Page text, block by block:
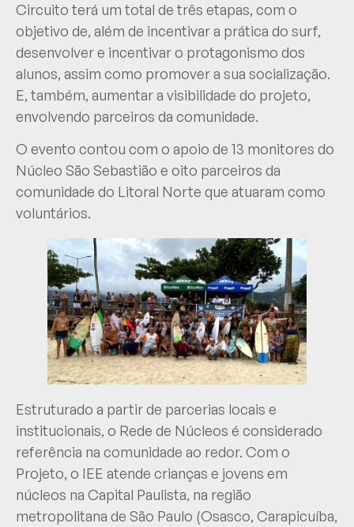
Circuito terá um total de três etapas, com o
objetivo de, além de incentivar a prática do surf,
desenvolver e incentivar o protagonismo dos
alunos, assim como promover a sua socialização.
E, também, aumentar a visibilidade do projeto,
envolvendo parceiros da comunidade.
O evento contou com o apoio de 13 monitores do
Núcleo São Sebastião e oito parceiros da
comunidade do Litoral Norte que atuaram como
voluntários.
Estruturado a partir de parcerias locais e
institucionais, o Rede de Núcleos é considerado
referência na comunidade ao redor. Com o
Projeto, o IEE atende crianças e jovens em
núcleos na Capital Paulista, na região
metropolitana de São Paulo (Osasco, Carapicuíba,